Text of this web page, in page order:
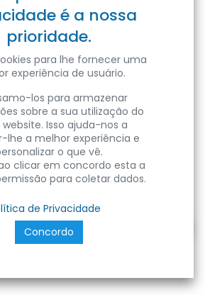
de PVC branca
dupla face 30x25
é a nossa
prioridade.
para lhe fornecer uma
experiência de usuário.
los para armazenar
sobre a sua utilização do
website. Isso ajuda-nos a
lhe a melhor experiência e
o que vê.
clicar em concordo esta a
para coletar dados.
de Privacidade
Concordo